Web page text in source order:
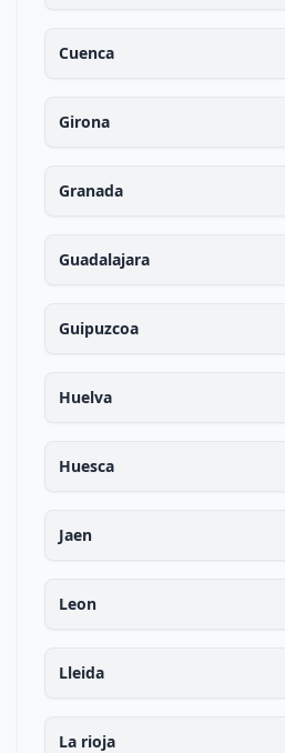
Cuenca
Girona
Granada
Guadalajara
Guipuzcoa
Huelva
Huesca
Jaen
Leon
Lleida
La rioja